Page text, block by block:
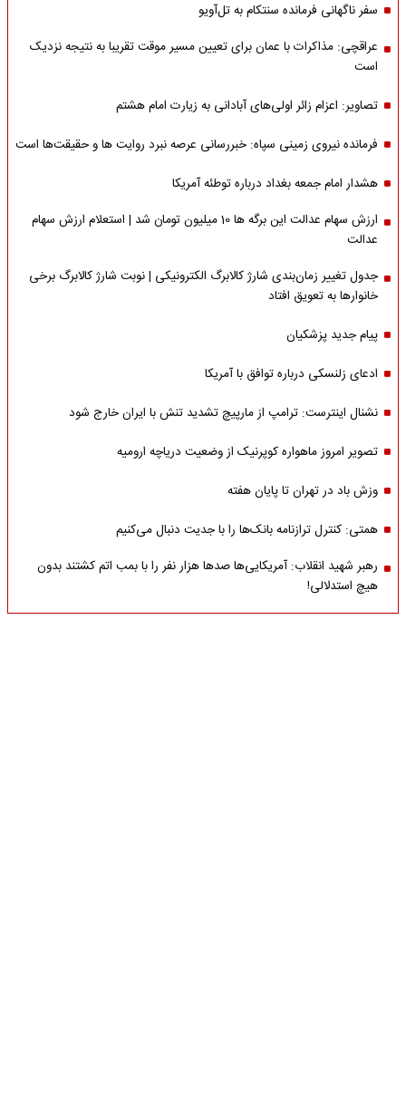
سفر ناگهانی فرمانده سنتکام به تل‌آویو
عراقچی: مذاکرات با عمان برای تعیین مسیر موقت تقریبا به نتیجه نزدیک
است
تصاویر: اعزام زائر اولی‌های آبادانی به زیارت امام هشتم
فرمانده نیروی زمینی سپاه: خبررسانی عرصه نبرد روایت ها و حقیقت‌ها است
هشدار امام جمعه بغداد درباره توطئه آمریکا
ارزش سهام عدالت این برگه ها 10 میلیون تومان شد | استعلام ارزش سهام
عدالت
جدول تغییر زمان‌بندی شارژ کالابرگ الکترونیکی | نوبت شارژ کالابرگ برخی
خانوارها به تعویق افتاد
پیام جدید پزشکیان
ادعای زلنسکی درباره توافق با آمریکا
نشنال اینترست: ترامپ از مارپیچ تشدید تنش با ایران خارج شود
تصویر امروز ماهواره کوپرنیک از وضعیت دریاچه ارومیه
وزش باد در تهران تا پایان هفته
همتی: کنترل ترازنامه بانک‌ها را با جدیت دنبال می‌کنیم
رهبر شهید انقلاب: آمریکایی‌ها صدها هزار نفر را با بمب اتم کشتند بدون
هیچ استدلالی!